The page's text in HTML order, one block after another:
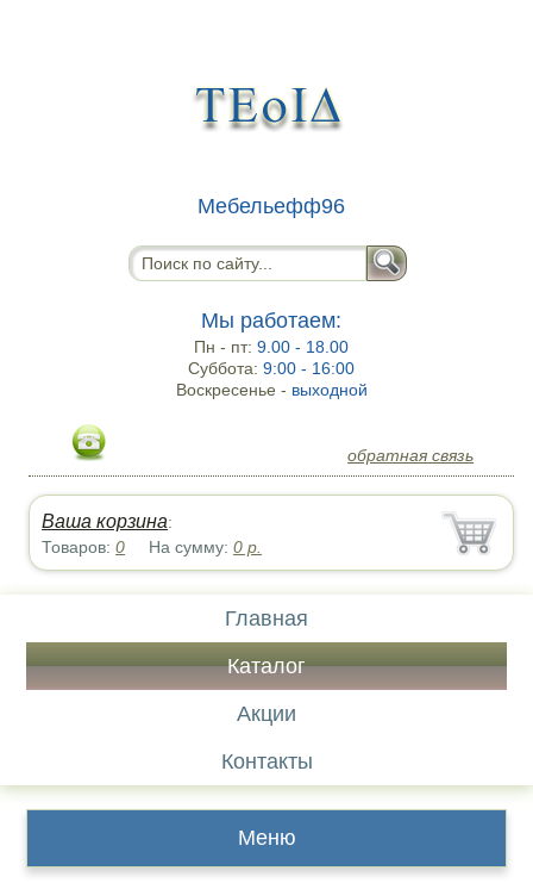
Мебельефф96
Мы работаем:
Пн - пт:9.00 - 18.00
Суббота:9:00 - 16:00
Воскресенье - выходной
обратная связь
Ваша корзина:
Товаров:0 На сумму:0 р.
Главная
Каталог
Акции
Контакты
Меню